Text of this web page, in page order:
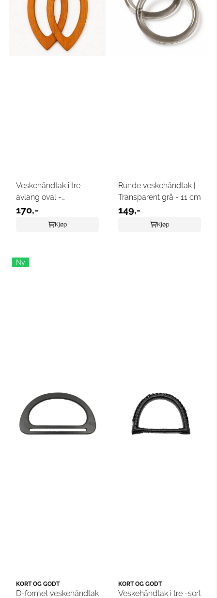
Veskehåndtak i tre -
avlang oval -
cognacfarget
170,-
Kjøp
Runde veskehåndtak |
Transparent grå - 11 cm
149,-
Kjøp
Ny
KORT OG GODT
D-formet veskehåndtak
KORT OG GODT
Veskehåndtak i tre -sort